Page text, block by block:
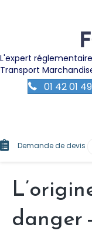
L'expert réglementaire
Transport
01 42 01
Demande de devis
danger